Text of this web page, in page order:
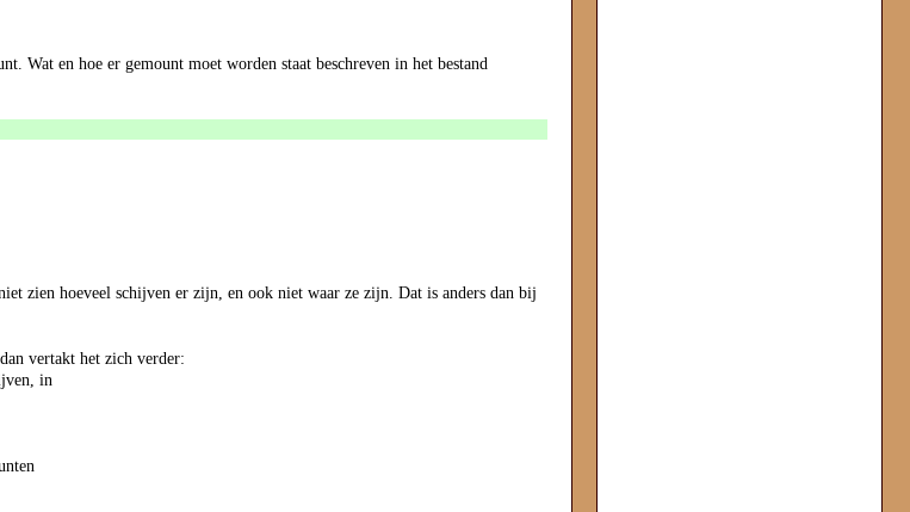
Wat en hoe er gemount moet worden staat beschreven in het bestand
zien hoeveel schijven er zijn, en ook niet waar ze zijn. Dat is anders dan bij
vertakt het zich verder:
in